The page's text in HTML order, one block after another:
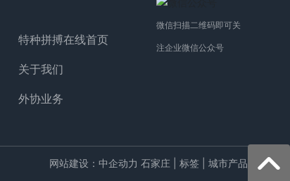
特种拼搏在线首页
关于我们
外协业务
微信扫描二维码即可关
注企业微信公众号
网站建设：中企动力 石家庄 标签 城市产品